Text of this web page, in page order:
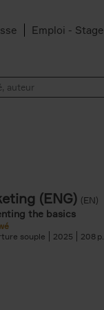
Emploi - Stage
(ENG) (EN)
the basics
souple
2025 208